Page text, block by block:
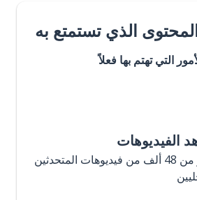
الذي تستمتع به
التي تهتم بها فعلاً
الفيديوهات
أكثر من 48 ألف من فيديوهات المتحدثين